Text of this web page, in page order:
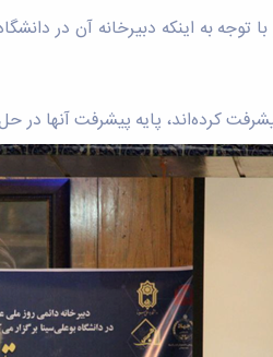
به اینکه دبیرخانه آن در
کرده‌اند، پایه پیشرفت آنها